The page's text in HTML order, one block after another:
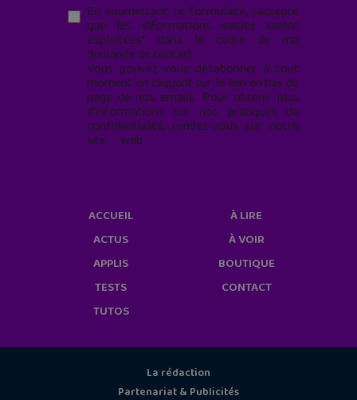
En soumettant ce formulaire, j’accepte
que les informations saisies soient
exploitées* dans le cadre de ma
demande de contact.
Vous pouvez vous désabonner à tout
moment en cliquant sur le lien en bas de
page de nos emails. Pour obtenir plus
d'informations sur nos pratiques de
confidentialité, rendez-vous sur notre
site web
ACCUEIL
ACTUS
APPLIS
TESTS
TUTOS
À LIRE
À VOIR
BOUTIQUE
CONTACT
La rédaction
Partenariat & Publicités